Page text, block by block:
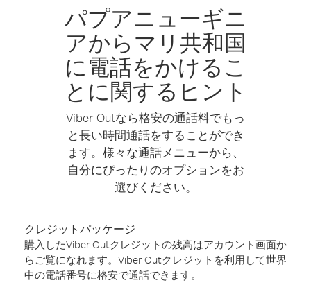
パプアニューギニ
アからマリ共和国
に電話をかけるこ
とに関するヒント
Viber Outなら格安の通話料でもっ
と長い時間通話をすることができ
ます。様々な通話メニューから、
自分にぴったりのオプションをお
選びください。
クレジットパッケージ
購入したViber Outクレジットの残高はアカウント画面か
らご覧になれます。Viber Outクレジットを利用して世界
中の電話番号に格安で通話できます。